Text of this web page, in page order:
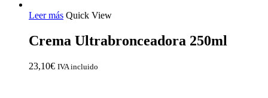
Leer más Quick View
Crema Ultrabronceadora 250ml
23,10€ IVA incluido